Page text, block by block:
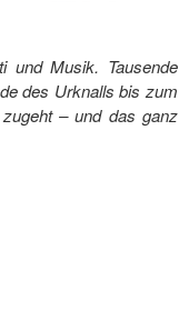
und Musik. Tausende
des Urknalls bis zum
– und das ganz